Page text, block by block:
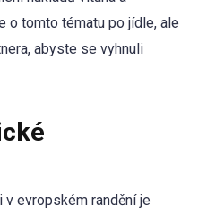
o tomto tématu po jídle, ale
abyste se vyhnuli
evropském randění je